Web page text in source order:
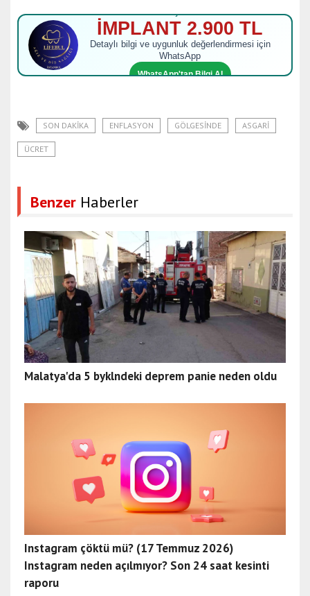
LIFEBUL ŞİRİNEVLER
İMPLANT 2.900 TL
Detaylı bilgi ve uygunluk değerlendirmesi için
WhatsApp
WhatsApp'tan Bilgi Al
SON DAKIKA ENFLASYON GÖLGESINDE ASGARI
ÜCRET
Benzer Haberler
Malatya'da 5 byklndeki deprem panie neden oldu
Instagram çöktü mü? (17 Temmuz 2026)
Instagram neden açılmıyor? Son 24 saat kesinti
raporu